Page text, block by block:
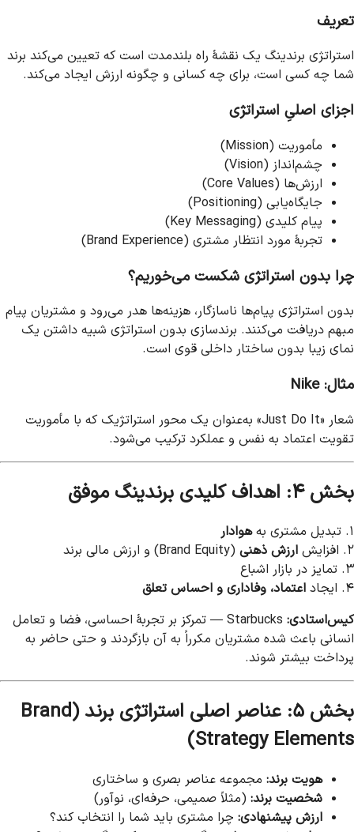
تعریف
استراتژی برندینگ یک نقشهٔ راه بلندمدت است که تعیین می‌کند برند
شما چه کسی است، برای چه کسانی و چگونه ارزش ایجاد می‌کند.
اجزای اصلیِ استراتژی
مأموریت (Mission)
چشم‌انداز (Vision)
ارزش‌ها (Core Values)
جایگاه‌یابی (Positioning)
پیام کلیدی (Key Messaging)
تجربهٔ مورد انتظار مشتری (Brand Experience)
چرا بدون استراتژی شکست می‌خوریم؟
بدون استراتژی پیام‌ها ناسازگار، هزینه‌ها هدر می‌رود و مشتریان پیام
مبهم دریافت می‌کنند. برندسازی بدون استراتژی شبیه داشتن یک
نمای زیبا بدون ساختار داخلی قوی است.
مثال: Nike
شعار «Just Do It» به‌عنوان یک محور استراتژیک که با مأموریت
تقویت اعتماد به نفس و عملکرد ترکیب می‌شود.
بخش ۴: اهداف کلیدی برندینگ موفق
۱. تبدیل مشتری به
هوادار
۲. افزایش
ارزش ذهنی (Brand Equity) و ارزش مالی برند
۳. تمایز در بازار اشباع
۴. ایجاد
اعتماد، وفاداری و احساس تعلق
کیس‌استادی:
Starbucks — تمرکز بر تجربهٔ احساسی، فضا و تعامل
انسانی باعث شده مشتریان مکرراً به آن بازگردند و حتی حاضر به
پرداخت بیشتر شوند.
بخش ۵: عناصر اصلی استراتژی برند (Brand
Strategy Elements)
هویت برند: مجموعه عناصر بصری و ساختاری
شخصیت برند: (مثلاً صمیمی، حرفه‌ای، نوآور)
ارزش پیشنهادی: چرا مشتری باید شما را انتخاب کند؟